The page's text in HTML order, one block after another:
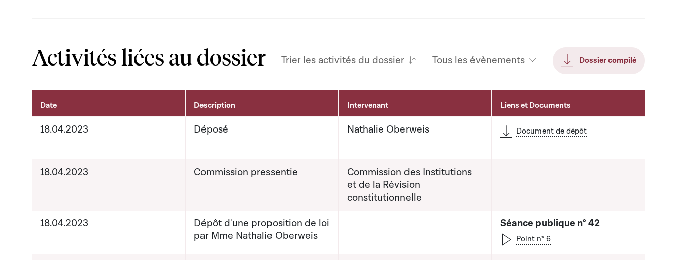
Activités liées au dossier Trier les activités du dossier Tous les évènements Dossier compilé
Activités liées au dossier
Date Description Intervenant Liens et Documents
18.04.2023 Déposé Nathalie Oberweis Document de dépôt
18.04.2023 Commission pressentie
Commission des Institutions
et de la Révision
constitutionnelle
18.04.2023
Dépôt d'une proposition de loi
par Mme Nathalie Oberweis
Séance publique n° 42
Point n° 6